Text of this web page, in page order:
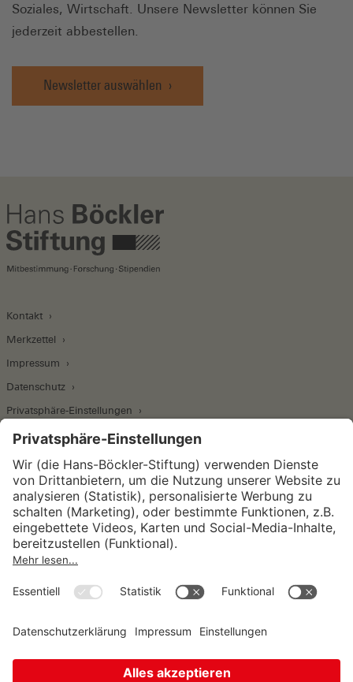
Soziales, Wirtschaft. Unsere Newsletter können Sie
jederzeit abbestellen.
Newsletter auswählen
Kontakt
Merkzettel
Impressum
Datenschutz
Privatsphäre-Einstellungen
Wirtschafts- und Sozialwissenschaftliches Institut
Institut für Makroökonomie und
Konjunkturforschung
Unternehmensführung